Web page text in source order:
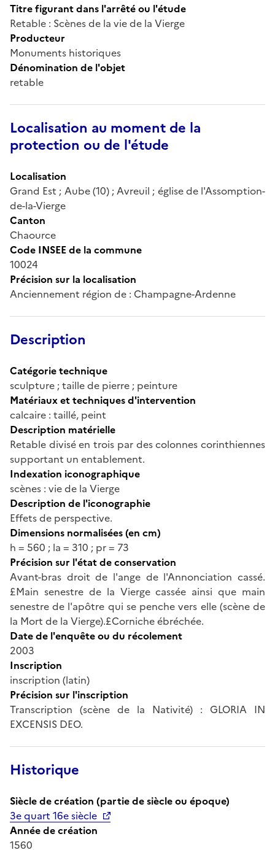
Titre figurant dans l'arrêté ou l'étude
Retable : Scènes de la vie de la Vierge
Producteur
Monuments historiques
Dénomination de l'objet
retable
Localisation au moment de la
protection ou de l'étude
Localisation
Grand Est ; Aube (10) ; Avreuil ; église de l'Assomption-
de-la-Vierge
Canton
Chaource
Code INSEE de la commune
10024
Précision sur la localisation
Anciennement région de : Champagne-Ardenne
Description
Catégorie technique
sculpture ; taille de pierre ; peinture
Matériaux et techniques d'intervention
calcaire : taillé, peint
Description matérielle
Retable divisé en trois par des colonnes corinthiennes
supportant un entablement.
Indexation iconographique
scènes : vie de la Vierge
Description de l'iconographie
Effets de perspective.
Dimensions normalisées (en cm)
h = 560 ; la = 310 ; pr = 73
Précision sur l'état de conservation
Avant-bras droit de l'ange de l'Annonciation cassé.
£Main senestre de la Vierge cassée ainsi que main
senestre de l'apôtre qui se penche vers elle (scène de
la Mort de la Vierge).£Corniche ébréchée.
Date de l'enquête ou du récolement
2003
Inscription
inscription (latin)
Précision sur l'inscription
Transcription (scène de la Nativité) : GLORIA IN
EXCENSIS DEO.
Historique
Siècle de création (partie de siècle ou époque)
3e quart 16e siècle
Année de création
1560